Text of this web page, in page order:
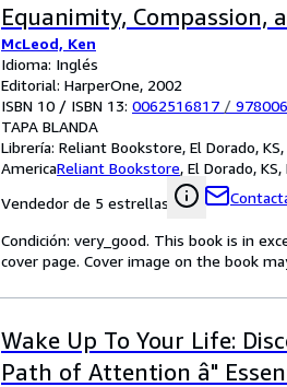
Equanimity, Compassion,
McLeod, Ken
Idioma: Inglés
Editorial: HarperOne, 2002
ISBN 10 / ISBN 13: 0062516817 /
TAPA BLANDA
Librería: Reliant Bookstore, El Dorado,
AmericaReliant Bookstore, El Dorado,
Vendedor de 5 estrellas
Condición: very_good. This book is in
cover page. Cover image on the book
Wake Up To Your Life:
Path of Attention â"